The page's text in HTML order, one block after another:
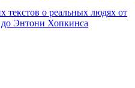
текстов о реальных людях от
до Энтони Хопкинса